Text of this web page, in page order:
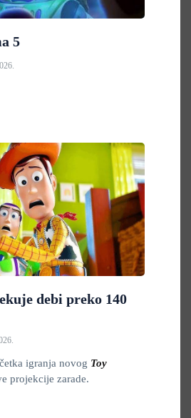
5
debi preko 140
igranja novog Toy
projekcije zarade.